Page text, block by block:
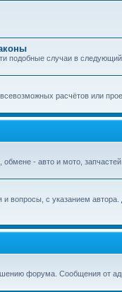
подобные случаи в
расчётов или
- авто и мото,
вопросы, с указанием
форума. Сообщения от